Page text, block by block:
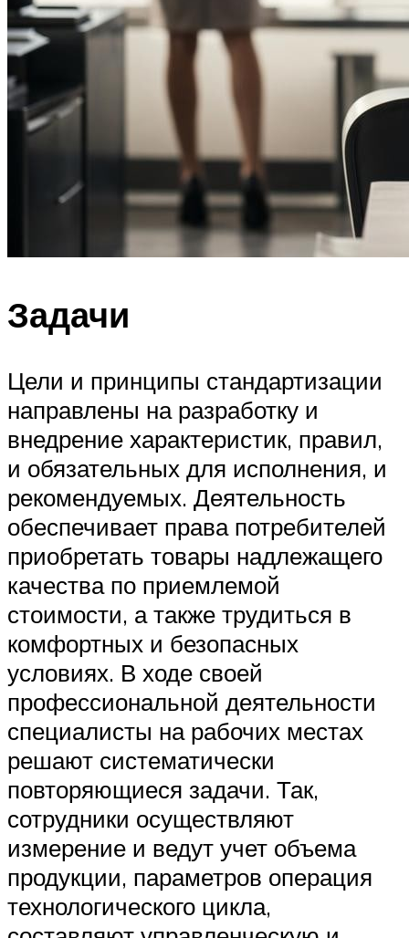
Задачи
Цели и принципы стандартизации
направлены на разработку и
внедрение характеристик, правил,
и обязательных для исполнения, и
рекомендуемых. Деятельность
обеспечивает права потребителей
приобретать товары надлежащего
качества по приемлемой
стоимости, а также трудиться в
комфортных и безопасных
условиях. В ходе своей
профессиональной деятельности
специалисты на рабочих местах
решают систематически
повторяющиеся задачи. Так,
сотрудники осуществляют
измерение и ведут учет объема
продукции, параметров операция
технологического цикла,